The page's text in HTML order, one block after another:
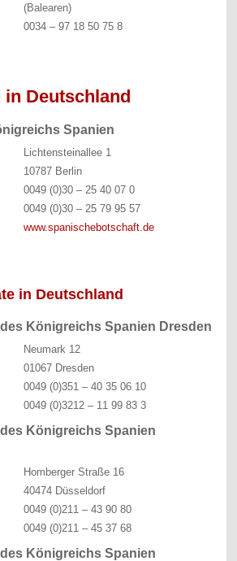
(Balearen)
0034 – 97 18 50 75 8
Deutschland
Spanien
Lichtensteinallee 1
10787 Berlin
0049 (0)30 – 25 40 07 0
0049 (0)30 – 25 79 95 57
www.spanischebotschaft.de
in Deutschland
Königreichs Spanien Dresden
Neumark 12
01067 Dresden
0049 (0)351 – 40 35 06 10
0049 (0)3212 – 11 99 83 3
Königreichs Spanien
Homberger Straße 16
40474 Düsseldorf
0049 (0)211 – 43 90 80
0049 (0)211 – 45 37 68
Königreichs Spanien